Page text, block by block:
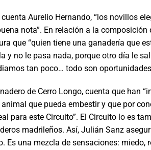
Aurelio Hernando, “los novillos
nota”. En relación a la composición
que “quien tiene una ganadería que
y no le pasa nada, porque otro día le
tan poco… todo son
de Cerro Longo, cuenta que han
animal que pueda embestir y que por
para este Circuito”. El Circuito lo es
madrileños. Así, Julián Sanz
Es una mezcla de sensaciones: miedo,